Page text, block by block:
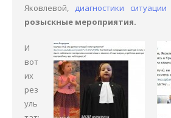
Наши сотрудники
Вне судебная работа
Розыск
Яковлевой, диагностики ситуации
розыскные мероприятия.
И
вот
их
рез
уль